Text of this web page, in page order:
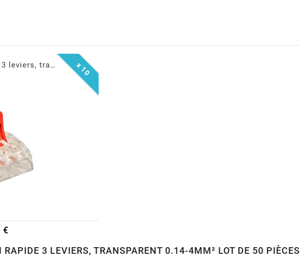
x 10
Borne de connexion rapide 3 leviers, transparents, 0.14-4mm²
€
RAPIDE 3 LEVIERS, TRANSPARENT 0.14-4MM² LOT DE 50 PIÈCES